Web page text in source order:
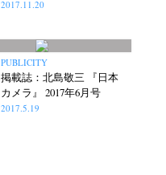
2017.11.20
PUBLICITY
掲載誌：北島敬三 『日本
カメラ』 2017年6月号
2017.5.19